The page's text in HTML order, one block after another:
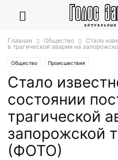
Главная Общество
Стало
в трагической аварии на
Общество Происшествия
Стало
состоянии
трагической
запорожской
(ФОТО)